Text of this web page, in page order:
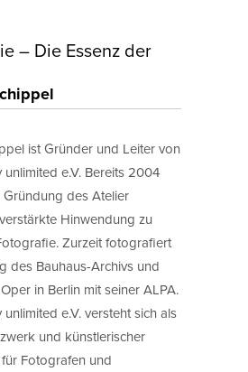
– Die Essenz der
ist Gründer und Leiter von
e.V. Bereits 2004
des Atelier
Hinwendung zu
Zurzeit fotografiert
des Bauhaus-Archivs und
in Berlin mit seiner ALPA.
e.V. versteht sich als
und künstlerischer
Fotografen und